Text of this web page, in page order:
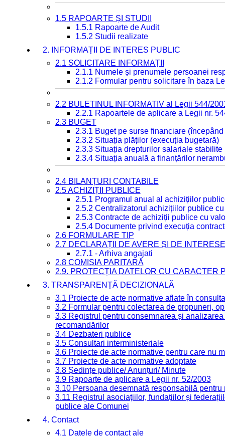
1.5 RAPOARTE ȘI STUDII
1.5.1 Rapoarte de Audit
1.5.2 Studii realizate
2. INFORMAȚII DE INTERES PUBLIC
2.1 SOLICITARE INFORMAȚII
2.1.1 Numele și prenumele persoanei
2.1.2 Formular pentru solicitare în baza
2.2 BULETINUL INFORMATIV al Legii 544/
2.2.1 Rapoartele de aplicare a Legii nr.
2.3 BUGET
2.3.1 Buget pe surse financiare
2.3.2 Situația plăților (execuția bugetară)
2.3.3 Situația drepturilor salariale
2.3.4 Situația anuală a finanțărilor
2.4 BILANȚURI CONTABILE
2.5 ACHIZIȚII PUBLICE
2.5.1 Programul anual al achizițiilor
2.5.2 Centralizatorul achizițiilor publice
2.5.3 Contracte de achiziții publice cu
2.5.4 Documente privind execuția
2.6 FORMULARE TIP
2.7 DECLARAȚII DE AVERE ȘI DE INTERESE
2.7.1 - Arhiva angajati
2.8 COMISIA PARITARĂ
2.9. PROTECȚIA DATELOR CU CARACTER
3. TRANSPARENȚĂ DECIZIONALĂ
3.1 Proiecte de acte normative aflate în
3.2 Formular pentru colectarea de propuneri,
3.3 Registrul pentru consemnarea și
recomandărilor
3.4 Dezbateri publice
3.5 Consultari interministeriale
3.6 Proiecte de acte normative pentru care nu
3.7 Proiecte de acte normative adoptate
3.8 Ședințe publice/ Anunțuri/ Minute
3.9 Rapoarte de aplicare a Legii nr. 52/2003
3.10 Persoana desemnată responsabilă
3.11 Registrul asociațiilor, fundațiilor și
publice ale Comunei
4. Contact
4.1 Datele de contact ale